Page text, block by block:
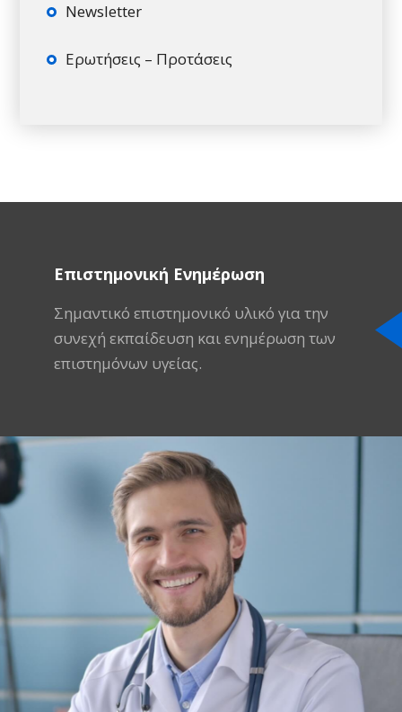
Newsletter
Ερωτήσεις – Προτάσεις
Επιστημονική Ενημέρωση
Σημαντικό επιστημονικό υλικό για την
συνεχή εκπαίδευση και ενημέρωση των
επιστημόνων υγείας.